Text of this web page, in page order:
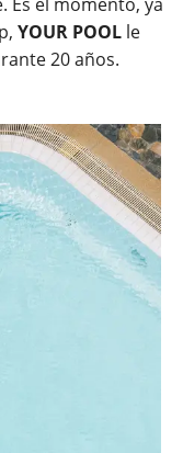
YOUR POOL le
20 años.